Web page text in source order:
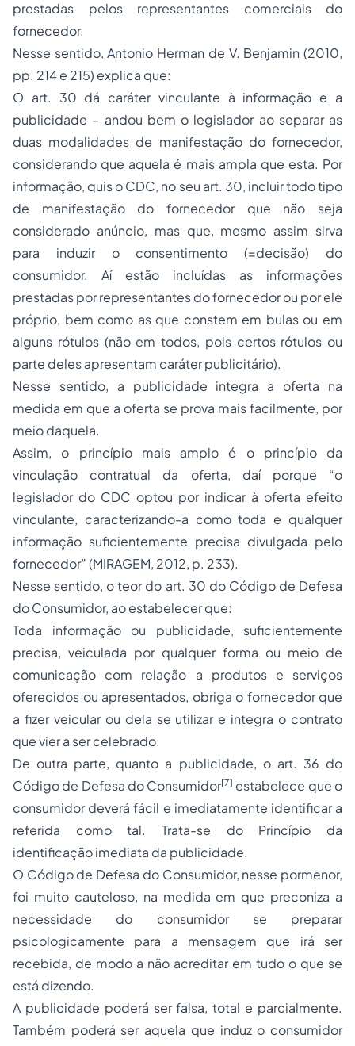
prestadas pelos representantes comerciais do
fornecedor.
Nesse sentido, Antonio Herman de V. Benjamin (2010,
pp. 214 e 215) explica que:
O art. 30 dá caráter vinculante à informação e a
publicidade – andou bem o legislador ao separar as
duas modalidades de manifestação do fornecedor,
considerando que aquela é mais ampla que esta. Por
informação, quis o CDC, no seu art. 30, incluir todo tipo
de manifestação do fornecedor que não seja
considerado anúncio, mas que, mesmo assim sirva
para induzir o consentimento (=decisão) do
consumidor. Aí estão incluídas as informações
prestadas por representantes do fornecedor ou por ele
próprio, bem como as que constem em bulas ou em
alguns rótulos (não em todos, pois certos rótulos ou
parte deles apresentam caráter publicitário).
Nesse sentido, a publicidade integra a oferta na
medida em que a oferta se prova mais facilmente, por
meio daquela.
Assim, o princípio mais amplo é o princípio da
vinculação contratual da oferta, daí porque “o
legislador do CDC optou por indicar à oferta efeito
vinculante, caracterizando-a como toda e qualquer
informação suficientemente precisa divulgada pelo
fornecedor” (MIRAGEM, 2012, p. 233).
Nesse sentido, o teor do art. 30 do Código de Defesa
do Consumidor, ao estabelecer que:
Toda informação ou publicidade, suficientemente
precisa, veiculada por qualquer forma ou meio de
comunicação com relação a produtos e serviços
oferecidos ou apresentados, obriga o fornecedor que
a fizer veicular ou dela se utilizar e integra o contrato
que vier a ser celebrado.
De outra parte, quanto a publicidade, o art. 36 do
Código de Defesa do Consumidor[7] estabelece que o
consumidor deverá fácil e imediatamente identificar a
referida como tal. Trata-se do Princípio da
identificação imediata da publicidade.
O Código de Defesa do Consumidor, nesse pormenor,
foi muito cauteloso, na medida em que preconiza a
necessidade do consumidor se preparar
psicologicamente para a mensagem que irá ser
recebida, de modo a não acreditar em tudo o que se
está dizendo.
A publicidade poderá ser falsa, total e parcialmente.
Também poderá ser aquela que induz o consumidor